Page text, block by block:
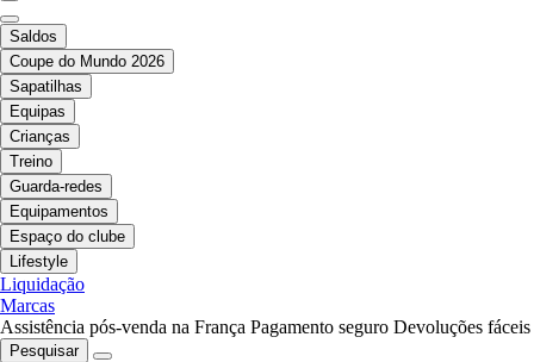
Saldos
Coupe do Mundo 2026
Sapatilhas
Equipas
Crianças
Treino
Guarda-redes
Equipamentos
Espaço do clube
Lifestyle
Liquidação
Marcas
Assistência pós-venda na França Pagamento seguro Devoluções fáceis
Pesquisar